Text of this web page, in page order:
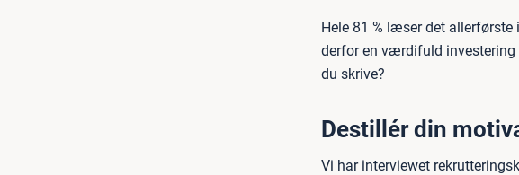
Hele 81 % læser det allerførste
derfor en værdifuld investering
du skrive?
Destillér din
Vi har interviewet